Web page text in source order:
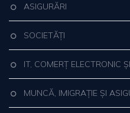
ASIGURĂRI
SOCIETĂȚI
IT, COMERȚ ELECTRONIC
MUNCĂ, IMIGRAȚIE ȘI